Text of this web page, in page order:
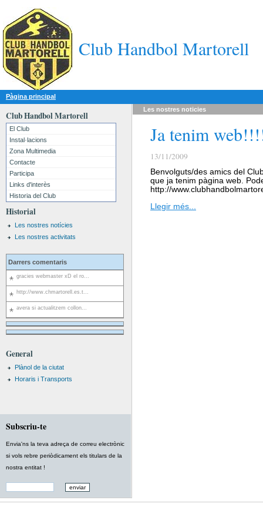
Club Handbol Martorell
Pàgina principal
Club Handbol Martorell
El Club
Instal·lacions
Zona Multimedia
Contacte
Participa
Links d'interès
Historia del Club
Historial
Les nostres notícies
Les nostres activitats
Darrers comentaris
gracies webmaster xD el ro...
http://www.chmartorell.es.t...
avera si actualitzem collon...
General
Plànol de la ciutat
Horaris i Transports
Subscriu-te
Envia'ns la teva adreça de correu electrònic
si vols rebre periòdicament els titulars de la
nostra entitat !
Les nostres noticies
Ja tenim
13/11/2009
Benvolguts/des amics del
que ja tenim pàgina web.
http://
Llegir més...